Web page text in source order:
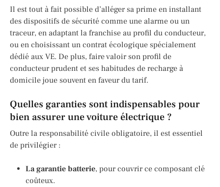
Il est tout à fait possible d’alléger sa prime en installant
des dispositifs de sécurité comme une alarme ou un
traceur, en adaptant la franchise au profil du conducteur,
ou en choisissant un contrat écologique spécialement
dédié aux VE. De plus, faire valoir son profil de
conducteur prudent et ses habitudes de recharge à
domicile joue souvent en faveur du tarif.
Quelles garanties sont indispensables pour
bien assurer une voiture électrique ?
Outre la responsabilité civile obligatoire, il est essentiel
de privilégier :
La garantie batterie, pour couvrir ce composant clé
coûteux.